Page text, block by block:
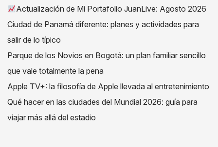
Actualización de Mi Portafolio JuanLive: Agosto 2026
Ciudad de Panamá diferente: planes y actividades para
salir de lo típico
Parque de los Novios en Bogotá: un plan familiar sencillo
que vale totalmente la pena
Apple TV+: la filosofía de Apple llevada al entretenimiento
Qué hacer en las ciudades del Mundial 2026: guía para
viajar más allá del estadio